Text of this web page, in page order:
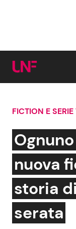
Cerca:
News e
Attualità
Dal Mondo
FICTION E SERIE
nuova
storia
serata